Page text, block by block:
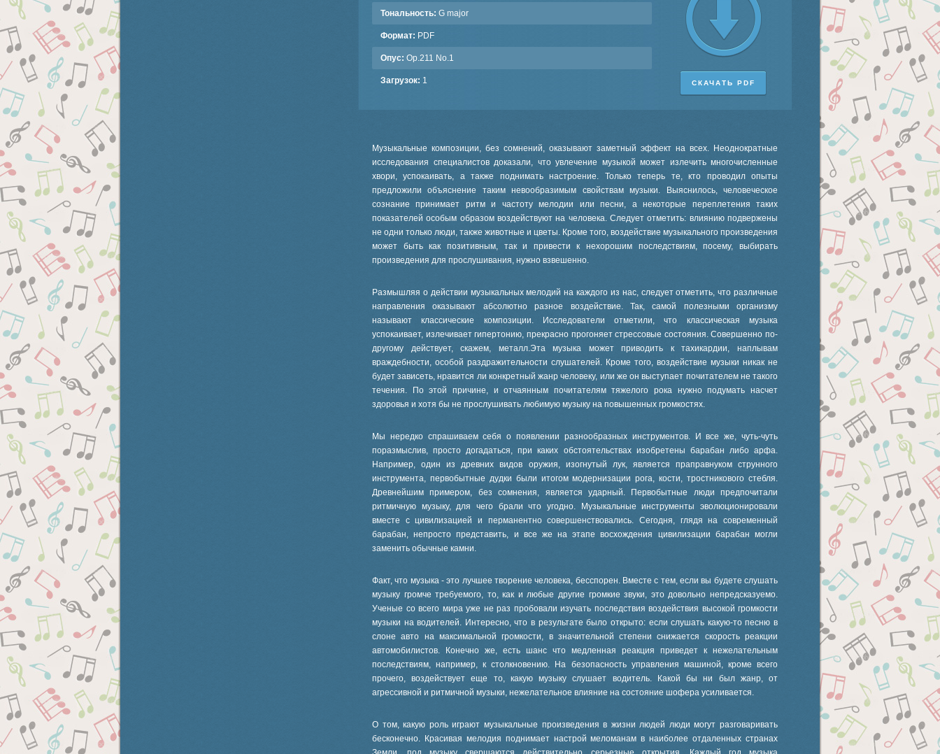
Тональность: G major
Формат: PDF
Опус: Op.211 No.1
Загрузок: 1 СКАЧАТЬ PDF
Музыкальные композиции, без сомнений, оказывают заметный эффект на всех. Неоднократные
исследования специалистов доказали, что увлечение музыкой может излечить многочисленные
хвори, успокаивать, а также поднимать настроение. Только теперь те, кто проводил опыты
предложили объяснение таким невообразимым свойствам музыки. Выяснилось, человеческое
сознание принимает ритм и частоту мелодии или песни, а некоторые переплетения таких
показателей особым образом воздействуют на человека. Следует отметить: влиянию подвержены
не одни только люди, также животные и цветы. Кроме того, воздействие музыкального произведения
может быть как позитивным, так и привести к нехорошим последствиям, посему, выбирать
произведения для прослушивания, нужно взвешенно.
Размышляя о действии музыкальных мелодий на каждого из нас, следует отметить, что различные
направления оказывают абсолютно разное воздействие. Так, самой полезными организму
называют классические композиции. Исследователи отметили, что классическая музыка
успокаивает, излечивает гипертонию, прекрасно прогоняет стрессовые состояния. Совершенно по-
другому действует, скажем, металл.Эта музыка может приводить к тахикардии, наплывам
враждебности, особой раздражительности слушателей. Кроме того, воздействие музыки никак не
будет зависеть, нравится ли конкретный жанр человеку, или же он выступает почитателем не такого
течения. По этой причине, и отчаянным почитателям тяжелого рока нужно подумать насчет
здоровья и хотя бы не прослушивать любимую музыку на повышенных громкостях.
Мы нередко спрашиваем себя о появлении разнообразных инструментов. И все же, чуть-чуть
поразмыслив, просто догадаться, при каких обстоятельствах изобретены барабан либо арфа.
Например, один из древних видов оружия, изогнутый лук, является праправнуком струнного
инструмента, первобытные дудки были итогом модернизации рога, кости, тростникового стебля.
Древнейшим примером, без сомнения, является ударный. Первобытные люди предпочитали
ритмичную музыку, для чего брали что угодно. Музыкальные инструменты эволюционировали
вместе с цивилизацией и перманентно совершенствовались. Сегодня, глядя на современный
барабан, непросто представить, и все же на этапе восхождения цивилизации барабан могли
заменить обычные камни.
Факт, что музыка - это лучшее творение человека, бесспорен. Вместе с тем, если вы будете слушать
музыку громче требуемого, то, как и любые другие громкие звуки, это довольно непредсказуемо.
Ученые со всего мира уже не раз пробовали изучать последствия воздействия высокой громкости
музыки на водителей. Интересно, что в результате было открыто: если слушать какую-то песню в
слоне авто на максимальной громкости, в значительной степени снижается скорость реакции
автомобилистов. Конечно же, есть шанс что медленная реакция приведет к нежелательным
последствиям, например, к столкновению. На безопасность управления машиной, кроме всего
прочего, воздействует еще то, какую музыку слушает водитель. Какой бы ни был жанр, от
агрессивной и ритмичной музыки, нежелательное влияние на состояние шофера усиливается.
О том, какую роль играют музыкальные произведения в жизни людей люди могут разговаривать
бесконечно. Красивая мелодия поднимает настрой меломанам в наиболее отдаленных странах